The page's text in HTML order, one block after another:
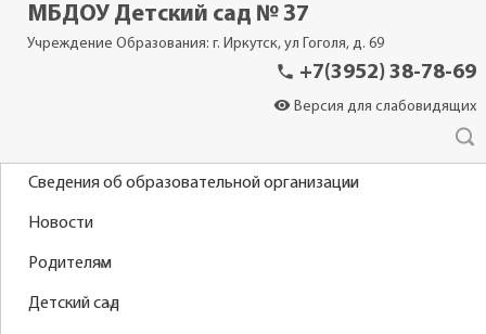
МБДОУ Детский сад № 37
Учреждение Образования: г. Иркутск, ул Гоголя, д. 69
phone +7(3952) 38-78-69
visibility Версия для слабовидящих
Сведения об образовательной организации
Новости
Родителям
Детский сад